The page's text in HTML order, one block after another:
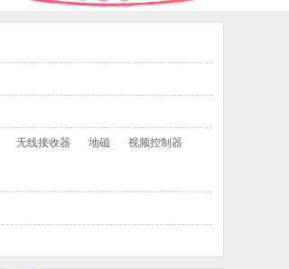
无线接收器 地磁 视频控制器